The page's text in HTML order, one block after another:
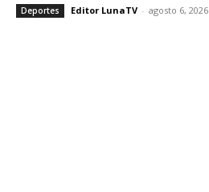
Deportes Editor LunaTV - agosto 6, 2026